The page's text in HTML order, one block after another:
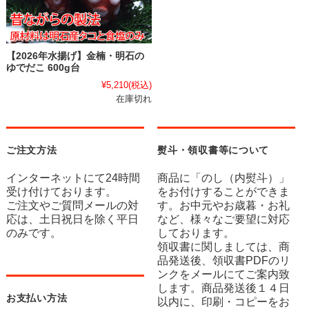
【2026年水揚げ】金楠・明石の
ゆでだこ 600g台
¥5,210(税込)
在庫切れ
ご注文方法
インターネットにて24時間
受け付けております。
ご注文やご質問メールの対
応は、土日祝日を除く平日
のみです。
お支払い方法
熨斗・領収書等について
商品に「のし（内熨斗）」
をお付けすることができま
す。お中元やお歳暮・お礼
など、様々なご要望に対応
しております。
領収書に関しましては、商
品発送後、領収書PDFのリ
ンクをメールにてご案内致
します。商品発送後１４日
以内に、印刷・コピーをお